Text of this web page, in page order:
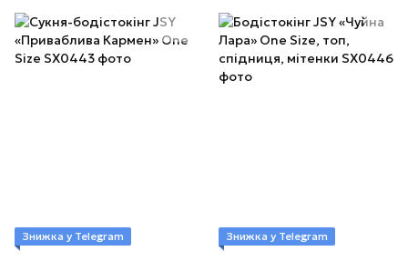
Знижка у Telegram Знижка у Telegram